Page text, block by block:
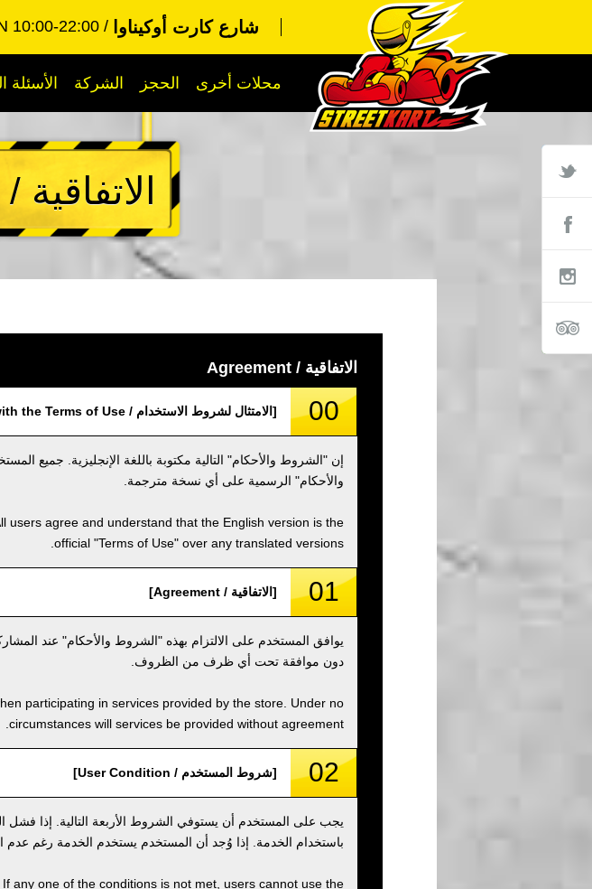
شارع كارت أوكيناوا 10:00-22:00
الأسئلة الشركة الحجز محلات أخرى
الاتفاقية / Agreement
الاتفاقية / Agreement
00 [الامتثال لشروط الاستخدام / Compliance with the Terms of Use]
إن "الشروط والأحكام" التالية مكتوبة باللغة الإنجليزية. جميع
والأحكام" الرسمية على أي نسخة مترجمة.
users agree and understand that the English version is the
official "Terms of Use" over any translated versions.
01 [الاتفاقية / Agreement]
يوافق المستخدم على الالتزام بهذه "الشروط والأحكام" عند
دون موافقة تحت أي ظرف من الظروف.
participating in services provided by the store. Under no
circumstances will services be provided without agreement.
02 [شروط المستخدم / User Condition]
يجب على المستخدم أن يستوفي الشروط الأربعة التالية. إذا
باستخدام الخدمة. إذا وُجد أن المستخدم يستخدم الخدمة رغم عدم
any one of the conditions is not met, users cannot use the